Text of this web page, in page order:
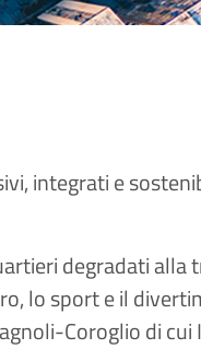
integrati e
degradati alla
lo sport e il
Coroglio di cui